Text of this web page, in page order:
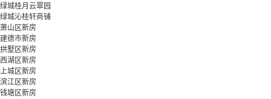
绿城桂月云翠园
绿城沁桂轩商铺
萧山区新房
建德市新房
拱墅区新房
西湖区新房
上城区新房
滨江区新房
钱塘区新房